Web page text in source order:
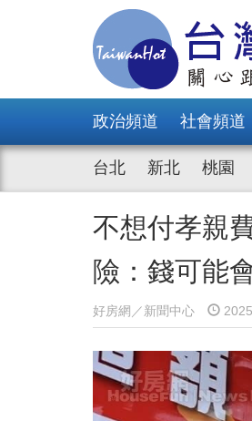
政治頻道 社會頻道
台北 新北 桃園
不想付孝親
險：錢可能
好房網／新聞中心